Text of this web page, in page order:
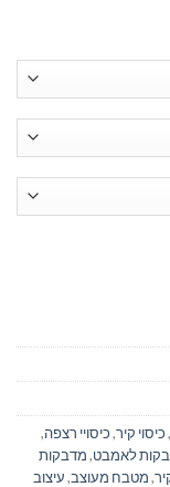
,כיסוי קיר,כיסויי רצפה,
לאמבט,מדבקות
,מטבח מעוצב,עיצוב